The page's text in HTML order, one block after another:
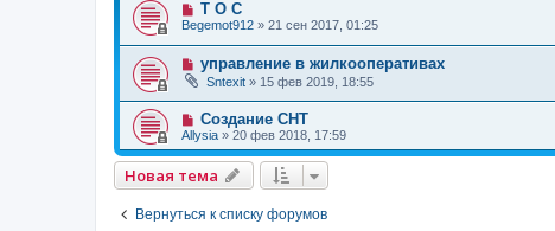
Т О С
Begemot912 » 21 сен 2017, 01:25
управление в жилкооперативах
Sntexit » 15 фев 2019, 18:55
Создание СНТ
Allysia » 20 фев 2018, 17:59
Новая тема
Вернуться к списку форумов